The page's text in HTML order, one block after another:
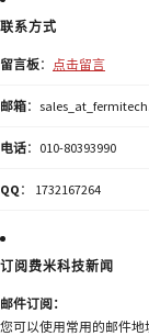
联系方式
留言板： 点击留言
邮箱：
电话：010-80393990
QQ ： 1732167264
订阅费米科技新闻
邮件订阅：
您可以使用常用的邮件地